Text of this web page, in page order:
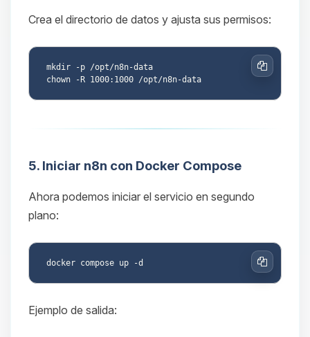
Crea el directorio de datos y ajusta sus permisos:
mkdir -p /opt/n8n-data
Copiar
5. Iniciar n8n con Docker Compose
Ahora podemos iniciar el servicio en segundo
plano:
Copiar
Ejemplo de salida: